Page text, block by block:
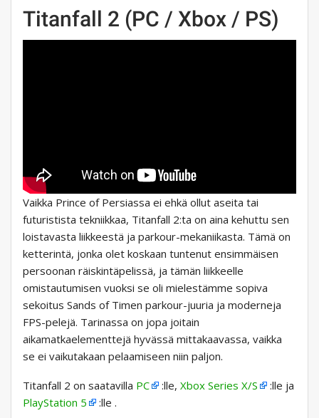
Titanfall 2 (PC / Xbox / PS)
Vaikka Prince of Persiassa ei ehkä ollut aseita tai
futuristista tekniikkaa, Titanfall 2:ta on aina kehuttu sen
loistavasta liikkeestä ja parkour-mekaniikasta. Tämä on
ketterintä, jonka olet koskaan tuntenut ensimmäisen
persoonan räiskintäpelissä, ja tämän liikkeelle
omistautumisen vuoksi se oli mielestämme sopiva
sekoitus Sands of Timen parkour-juuria ja moderneja
FPS-pelejä. Tarinassa on jopa joitain
aikamatkaelementtejä hyvässä mittakaavassa, vaikka
se ei vaikutakaan pelaamiseen niin paljon.
Titanfall 2 on saatavilla PC :lle, Xbox Series X/S
:lle ja
PlayStation 5
:lle .